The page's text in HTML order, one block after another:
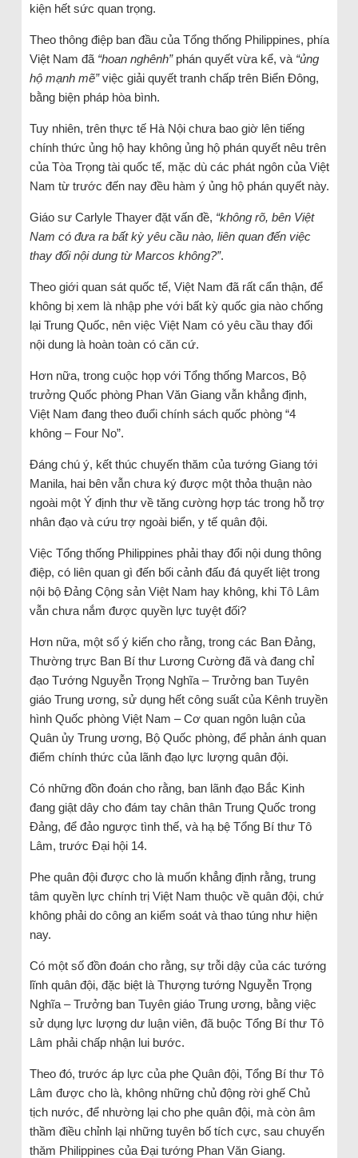
kiện hết sức quan trọng.
Theo thông điệp ban đầu của Tổng thống Philippines, phía
Việt Nam đã “hoan nghênh”phán quyết vừa kể, và “ủng
hộ mạnh mẽ”việc giải quyết tranh chấp trên Biển Đông,
bằng biện pháp hòa bình.
Tuy nhiên, trên thực tế Hà Nội chưa bao giờ lên tiếng
chính thức ủng hộ hay không ủng hộ phán quyết nêu trên
của Tòa Trọng tài quốc tế, mặc dù các phát ngôn của Việt
Nam từ trước đến nay đều hàm ý ủng hộ phán quyết này.
Giáo sư Carlyle Thayer đặt vấn đề, “không rõ, bên Việt
Nam có đưa ra bất kỳ yêu cầu nào, liên quan đến việc
thay đổi nội dung từ Marcos không?”.
Theo giới quan sát quốc tế, Việt Nam đã rất cẩn thận, để
không bị xem là nhập phe với bất kỳ quốc gia nào chống
lại Trung Quốc, nên việc Việt Nam có yêu cầu thay đổi
nội dung là hoàn toàn có căn cứ.
Hơn nữa, trong cuộc họp với Tổng thống Marcos, Bộ
trưởng Quốc phòng Phan Văn Giang vẫn khẳng định,
Việt Nam đang theo đuổi chính sách quốc phòng “4
không – Four No”.
Đáng chú ý, kết thúc chuyến thăm của tướng Giang tới
Manila, hai bên vẫn chưa ký được một thỏa thuận nào
ngoài một Ý định thư về tăng cường hợp tác trong hỗ trợ
nhân đạo và cứu trợ ngoài biển, y tế quân đội.
Việc Tổng thống Philippines phải thay đổi nội dung thông
điệp, có liên quan gì đến bối cảnh đấu đá quyết liệt trong
nội bộ Đảng Cộng sản Việt Nam hay không, khi Tô Lâm
vẫn chưa nắm được quyền lực tuyệt đối?
Hơn nữa, một số ý kiến cho rằng, trong các Ban Đảng,
Thường trực Ban Bí thư Lương Cường đã và đang chỉ
đạo Tướng Nguyễn Trọng Nghĩa – Trưởng ban Tuyên
giáo Trung ương, sử dụng hết công suất của Kênh truyền
hình Quốc phòng Việt Nam – Cơ quan ngôn luận của
Quân ủy Trung ương, Bộ Quốc phòng, để phản ánh quan
điểm chính thức của lãnh đạo lực lượng quân đội.
Có những đồn đoán cho rằng, ban lãnh đạo Bắc Kinh
đang giật dây cho đám tay chân thân Trung Quốc trong
Đảng, để đảo ngược tình thế, và hạ bệ Tổng Bí thư Tô
Lâm, trước Đại hội 14.
Phe quân đội được cho là muốn khẳng định rằng, trung
tâm quyền lực chính trị Việt Nam thuộc về quân đội, chứ
không phải do công an kiểm soát và thao túng như hiện
nay.
Có một số đồn đoán cho rằng, sự trỗi dậy của các tướng
lĩnh quân đội, đặc biệt là Thượng tướng Nguyễn Trọng
Nghĩa – Trưởng ban Tuyên giáo Trung ương, bằng việc
sử dụng lực lượng dư luận viên, đã buộc Tổng Bí thư Tô
Lâm phải chấp nhận lui bước.
Theo đó, trước áp lực của phe Quân đội, Tổng Bí thư Tô
Lâm được cho là, không những chủ động rời ghế Chủ
tịch nước, để nhường lại cho phe quân đội, mà còn âm
thầm điều chỉnh lại những tuyên bố tích cực, sau chuyến
thăm Philippines của Đại tướng Phan Văn Giang.